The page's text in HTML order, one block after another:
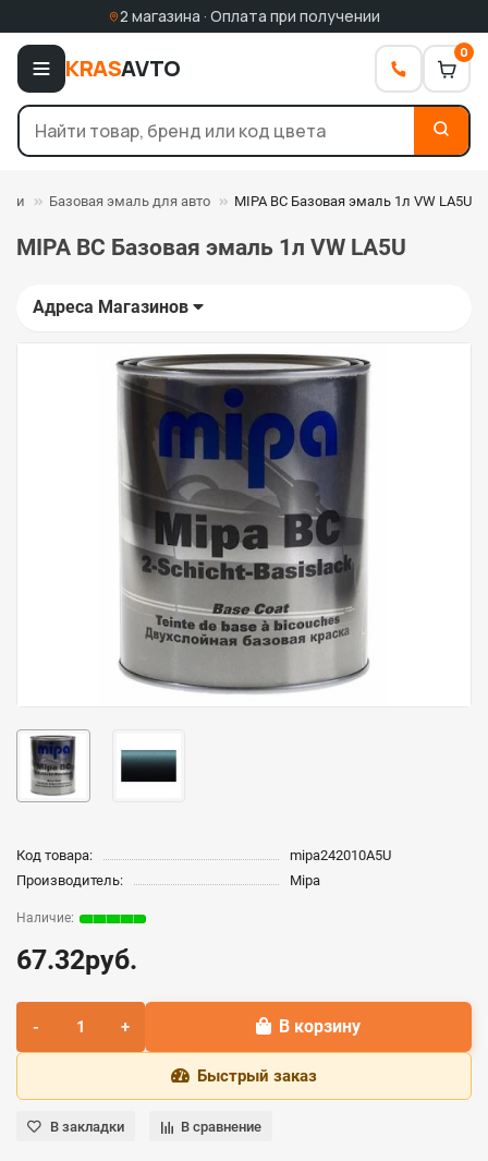
2 магазина · Оплата при получении
KRASAVTO
0
Базовая эмаль для авто MIPA BC Базовая эмаль 1л VW LA5U
MIPA BC Базовая эмаль 1л VW LA5U
Адреса Магазинов
Код товара:
mipa242010A5U
Производитель:
Mipa
67.32руб.
В корзину
Быстрый заказ
В закладки В сравнение